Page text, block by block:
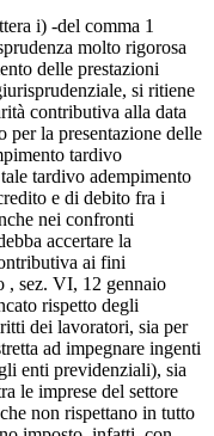
i) -del comma 1
molto rigorosa
delle prestazioni
si ritiene
contributiva alla data
per la presentazione delle
tardivo
tardivo adempimento
e di debito fra i
nei confronti
accertare la
ai fini
, sez. VI, 12 gennaio
rispetto degli
dei lavoratori, sia per
ad impegnare ingenti
enti previdenziali), sia
le imprese del settore
non rispettano in tutto